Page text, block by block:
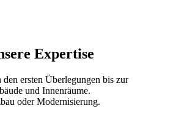
Expertise
ersten Überlegungen bis zur
und Innenräume.
oder Modernisierung.